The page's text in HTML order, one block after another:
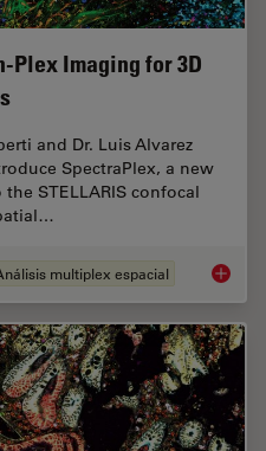
Plex Imaging for 3D
and Dr. Luis Alvarez
SpectraPlex, a new
STELLARIS confocal
multiplex espacial How to